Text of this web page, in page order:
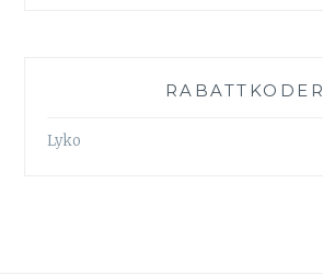
RABATTKODER
Lyko